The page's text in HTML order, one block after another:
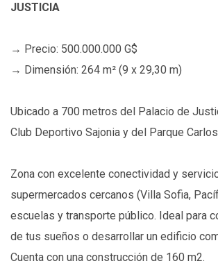
JUSTICIA
→ Precio: 500.000.000 G$
→ Dimensión: 264 m² (9 x 29,30 m)
Ubicado a 700 metros del Palacio de
Club Deportivo Sajonia y del Parque
Zona con excelente conectividad y
supermercados cercanos (Villa Sofia,
escuelas y transporte público. Ideal para
de tus sueños o desarrollar un edificio
Cuenta con una construcción de 160 m2.